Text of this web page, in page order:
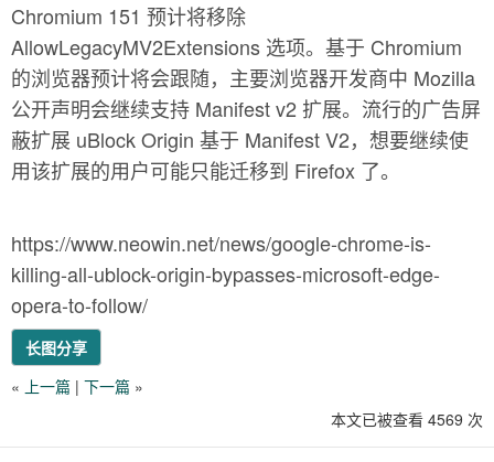
Chromium 151 预计将移除
AllowLegacyMV2Extensions 选项。基于 Chromium
的浏览器预计将会跟随，主要浏览器开发商中 Mozilla
公开声明会继续支持 Manifest v2 扩展。流行的广告屏
蔽扩展 uBlock Origin 基于 Manifest V2，想要继续使
用该扩展的用户可能只能迁移到 Firefox 了。
https://www.neowin.net/news/google-chrome-is-
killing-all-ublock-origin-bypasses-microsoft-edge-
opera-to-follow/
长图分享
« 上一篇 | 下一篇 »
本文已被查看 4569 次